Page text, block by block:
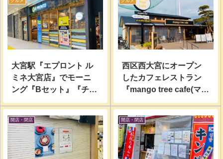
大宮駅『エプロント ル
ミネ大宮店』でモーニ
ング『Bセット』『チェ
ダーチーズドッグ』行
西区西大宮にオープン
したカフェレストラン
『mango tree cafe(マン
ゴツリーカフェ)』でコ
てみた
開店・閉店 開店・閉店